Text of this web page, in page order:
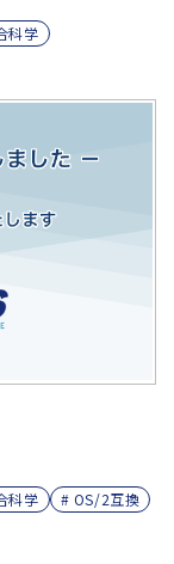
科学
科学
# OS/2互換